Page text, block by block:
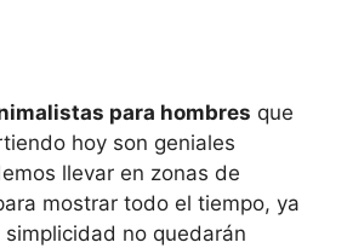
para hombres que
hoy son geniales
llevar en zonas de
mostrar todo el tiempo, ya
no quedarán